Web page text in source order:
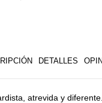
DETALLES
atrevida y